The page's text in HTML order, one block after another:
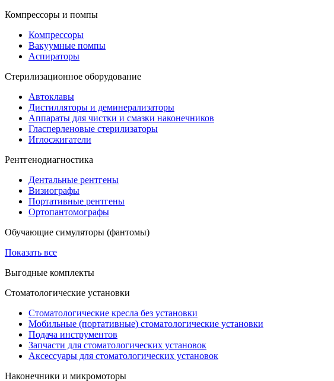
Компрессоры и помпы
Компрессоры
Вакуумные помпы
Аспираторы
Стерилизационное оборудование
Автоклавы
Дистилляторы и деминерализаторы
Аппараты для чистки и смазки наконечников
Гласперленовые стерилизаторы
Иглосжигатели
Рентгенодиагностика
Дентальные рентгены
Визиографы
Портативные рентгены
Ортопантомографы
Обучающие симуляторы (фантомы)
Показать все
Выгодные комплекты
Стоматологические установки
Стоматологические кресла без установки
Мобильные (портативные) стоматологические установки
Подача инструментов
Запчасти для стоматологических установок
Аксессуары для стоматологических установок
Наконечники и микромоторы